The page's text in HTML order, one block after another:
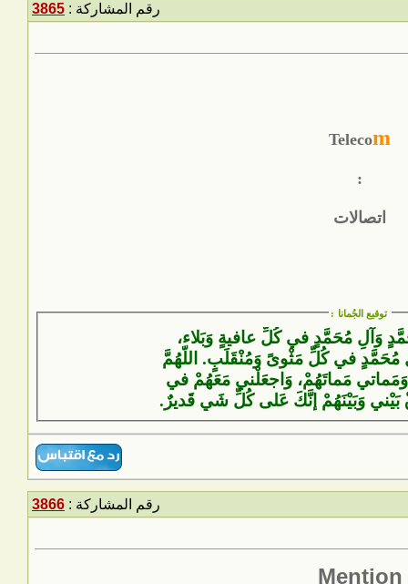
رقم المشاركة : 3865
Telecom
:
اتصالات
توقيع الجُمانا :
وَآلِ مُحَمَّدٍ في كُلِّ عافيةٍ وَبَلاء،
مُحَمَّدٍ في كُلِّ مَثْوىً وَمُنْقَلَبٍ. اللّهُمَّ
مَماتَهُمْ، وَاجعَلْني مَعَهُمْ في
بَيْني وَبَيْنَهُمْ إنَّكَ عَلى كُلِّ شَيٍ قَديرٌ.
رقم المشاركة : 3866
Mention